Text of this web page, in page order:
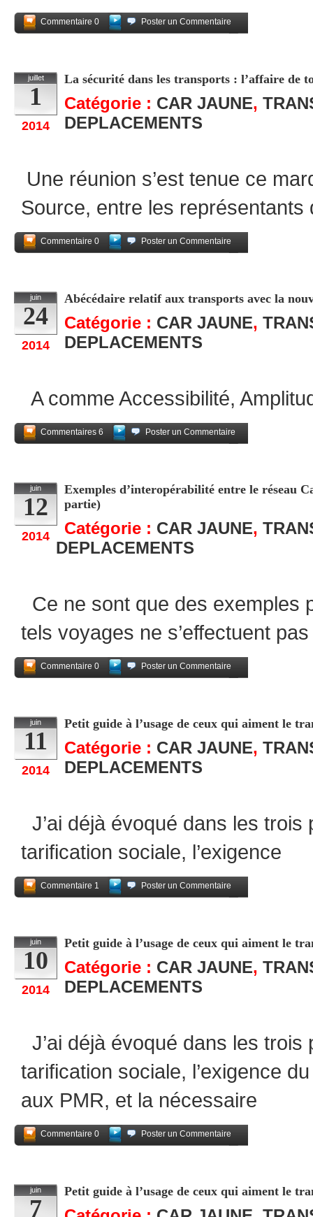
Commentaire 0
Poster un Commentaire
juillet
1
2014
La sécurité dans les transports : l’affaire de
Catégorie : CAR JAUNE,
DEPLACEMENTS
Une réunion s’est tenue ce
Source, entre les représentants
Commentaire 0
Poster un Commentaire
juin
24
2014
Abécédaire relatif aux transports avec la
Catégorie : CAR JAUNE,
DEPLACEMENTS
A comme Accessibilité,
Commentaires 6
Poster un Commentaire
juin
12
2014
Exemples d’interopérabilité entre le réseau
partie)
Catégorie : CAR JAUNE,
DEPLACEMENTS
Ce ne sont que des exemples
tels voyages ne s’effectuent
Commentaire 0
Poster un Commentaire
juin
11
2014
Petit guide à l’usage de ceux qui aiment le
Catégorie : CAR JAUNE,
DEPLACEMENTS
J’ai déjà évoqué dans les
tarification sociale, l’exigence
Commentaire 1
Poster un Commentaire
juin
10
2014
Petit guide à l’usage de ceux qui aiment le
Catégorie : CAR JAUNE,
DEPLACEMENTS
J’ai déjà évoqué dans les
tarification sociale, l’exigence
aux PMR, et la nécessaire
Commentaire 0
Poster un Commentaire
juin
7
Petit guide à l’usage de ceux qui aiment le